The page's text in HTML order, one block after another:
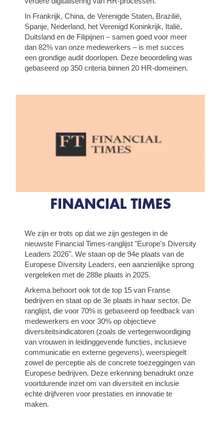
In Frankrijk, China, de Verenigde Staten, Brazilië,
Spanje, Nederland, het Verenigd Koninkrijk, Italië,
Duitsland en de Filipijnen – samen goed voor meer
dan 82% van onze medewerkers – is met succes
een grondige audit doorlopen. Deze beoordeling was
gebaseerd op 350 criteria binnen 20 HR‑domeinen.
FINANCIAL TIMES
We zijn er trots op dat we zijn gestegen in de
nieuwste Financial Times-ranglijst "Europe's Diversity
Leaders 2026". We staan op de 94e plaats van de
Europese Diversity Leaders, een aanzienlijke sprong
vergeleken met de 288e plaats in 2025.
Arkema behoort ook tot de top 15 van Franse
bedrijven en staat op de 3e plaats in haar sector. De
ranglijst, die voor 70% is gebaseerd op feedback van
medewerkers en voor 30% op objectieve
diversiteitsindicatoren (zoals de vertegenwoordiging
van vrouwen in leidinggevende functies, inclusieve
communicatie en externe gegevens), weerspiegelt
zowel de perceptie als de concrete toezeggingen van
Europese bedrijven. Deze erkenning benadrukt onze
voortdurende inzet om van diversiteit en inclusie
echte drijfveren voor prestaties en innovatie te
maken.